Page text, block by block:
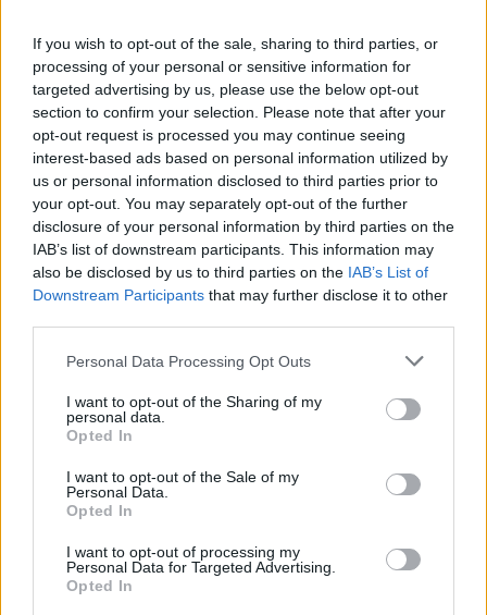
If you wish to opt-out of the sale, sharing to third parties, or
processing of your personal or sensitive information for
targeted advertising by us, please use the below opt-out
section to confirm your selection. Please note that after your
opt-out request is processed you may continue seeing
interest-based ads based on personal information utilized by
us or personal information disclosed to third parties prior to
your opt-out. You may separately opt-out of the further
disclosure of your personal information by third parties on the
IAB’s list of downstream participants. This information may
also be disclosed by us to third parties on the IAB’s List of
Downstream Participants that may further disclose it to other
Personal Data Processing Opt Outs
I want to opt-out of the Sharing of my
personal data.
Opted In
I want to opt-out of the Sale of my
Personal Data.
Opted In
I want to opt-out of processing my
Personal Data for Targeted Advertising.
Opted In
🪐🚀 Canciones para Ver las Estrellas:
Psicodelia y Space Rock 🎸✨
🌌🚀 Viaje intergaláctico: la mejor selección de
psicodelia, space rock y atmósferas cósmicas para
tus noches de astronomía. 🪐🎸 Desconecta, mira
al firmamento y siente la gravedad cero. 💾 ¡Guarda
esta colección para tu próxima noche estrellada!
✨⭐
B D E G H K
N O P Q R S T W
Z #